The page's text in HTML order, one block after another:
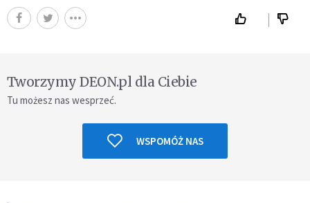
Tworzymy DEON.pl dla Ciebie
Tu możesz nas wesprzeć.
WSPOMÓŻ NAS